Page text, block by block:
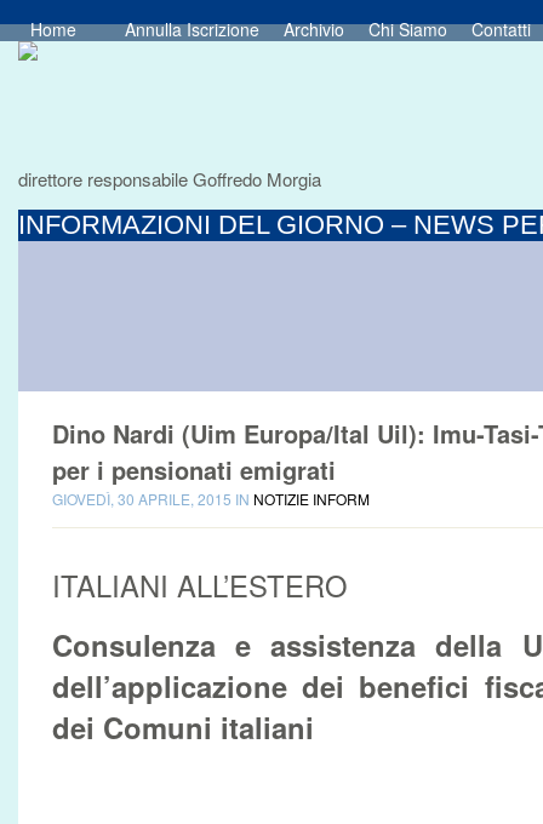
Home Annulla Iscrizione Archivio Chi Siamo Contatti
direttore responsabile Goffredo Morgia
INFORMAZIONI DEL GIORNO – NEWS
Dino Nardi (Uim Europa/Ital Uil): Imu-
per i pensionati emigrati
GIOVEDÌ, 30 APRILE, 2015 IN NOTIZIE INFORM
ITALIANI ALL’ESTERO
Consulenza e assistenza della
dell’applicazione dei benefici
dei Comuni italiani